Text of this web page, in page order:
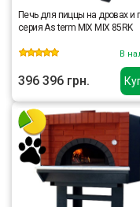
Печь для пиццы на дровах и
серия As term MIX MIX 85RK
В
396 396 грн.